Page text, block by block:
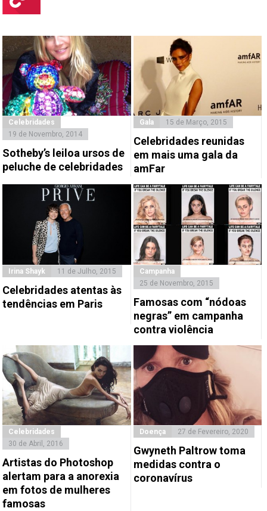
Celebridades
19 de Novembro, 2014
Sotheby’s leiloa ursos de
peluche de celebridades
Gala 15 de Março, 2015
Celebridades reunidas
em mais uma gala da
amFar
Irina Shayk 11 de Julho, 2015
Celebridades atentas às
tendências em Paris
Campanha
25 de Novembro, 2015
Famosas com “nódoas
negras” em campanha
contra violência
Celebridades
30 de Abril, 2016
Artistas do Photoshop
alertam para a anorexia
em fotos de mulheres
famosas
Doença 27 de Fevereiro, 2020
Gwyneth Paltrow toma
medidas contra o
coronavírus